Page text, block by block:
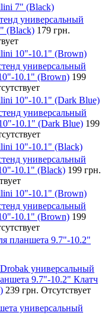
7" (Black)
универсальный
(Black) 179 грн.
10"-10.1" (Brown)
универсальный
10.1" (Brown) 199
10"-10.1" (Dark Blue)
универсальный
10.1" (Dark Blue) 199
10"-10.1" (Black)
универсальный
10.1" (Black) 199 грн.
10"-10.1" (Brown)
универсальный
10.1" (Brown) 199
планшета 9.7"-10.2"
универсальный
9.7"-10.2" Клатч
239 грн. Отсутствует
универсальный